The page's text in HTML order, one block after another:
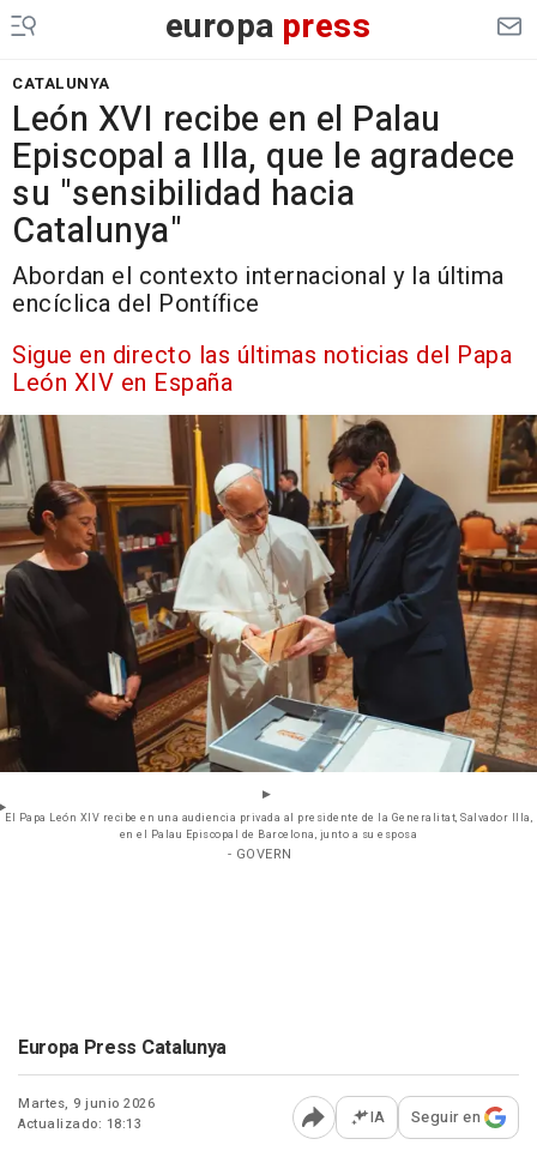
europa press
CATALUNYA
León XVI recibe en el Palau
Episcopal a Illa, que le agradece
su "sensibilidad hacia
Catalunya"
Abordan el contexto internacional y la última
encíclica del Pontífice
Sigue en directo las últimas noticias del Papa
León XIV en España
El Papa León XIV recibe en una audiencia privada al presidente de la Generalitat, Salvador Illa,
en el Palau Episcopal de Barcelona, junto a su esposa
- GOVERN
Europa Press Catalunya
Martes, 9 junio 2026
Actualizado: 18:13
Abrir opciones para
IA Seguir en